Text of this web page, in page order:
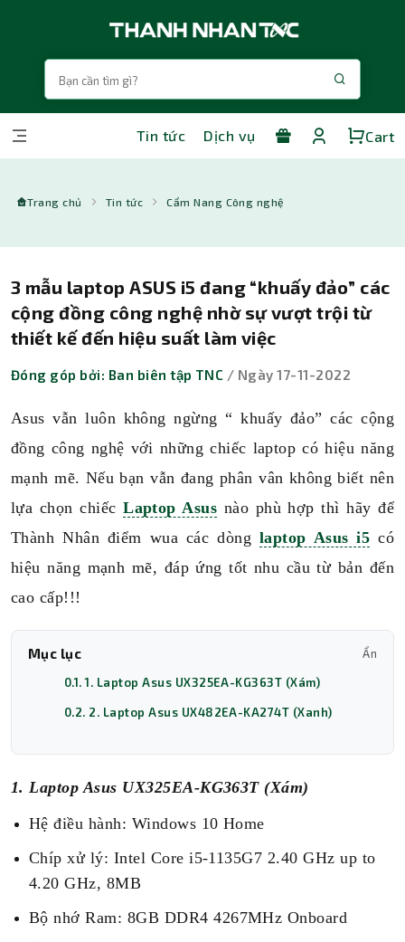
Tin tức Dịch vụ Cart
Trang chủ Tin tức Cẩm Nang Công nghệ
3 mẫu laptop ASUS i5 đang “khuấy đảo” các
cộng đồng công nghệ nhờ sự vượt trội từ
thiết kế đến hiệu suất làm việc
Đóng góp bởi: Ban biên tập TNC / Ngày 17-11-2022
Asus vẫn luôn không ngừng “ khuấy đảo” các cộng
đồng công nghệ với những chiếc laptop có hiệu năng
mạnh mẽ. Nếu bạn vẫn đang phân vân không biết nên
lựa chọn chiếcLaptop Asus nào phù hợp thì hãy để
Thành Nhân điểm wua các dòng laptop Asus i5 có
hiệu năng mạnh mẽ, đáp ứng tốt nhu cầu từ bản đến
cao cấp!!!
Mục lục Ẩn
0.1. 1. Laptop Asus UX325EA-KG363T (Xám)
0.2. 2. Laptop Asus UX482EA-KA274T (Xanh)
1. Laptop Asus UX325EA-KG363T (Xám)
Hệ điều hành: Windows 10 Home
Chíp xử lý: Intel Core i5-1135G7 2.40 GHz up to
4.20 GHz, 8MB
Bộ nhớ Ram: 8GB DDR4 4267MHz Onboard